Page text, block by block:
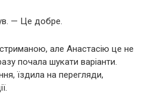
— Це добре.
але Анастасію це не
почала шукати варіанти.
їздила на перегляди,